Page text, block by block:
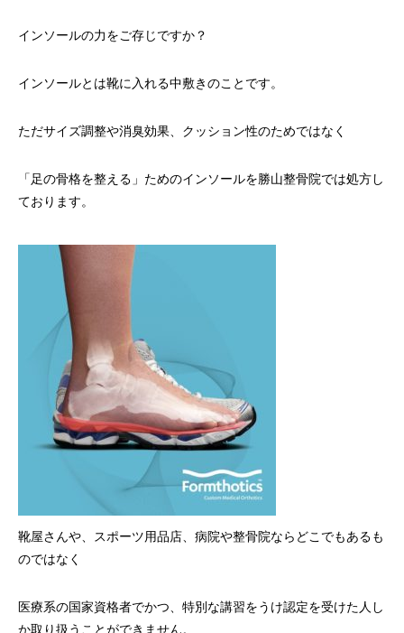
インソールの力をご存じですか？
インソールとは靴に入れる中敷きのことです。
ただサイズ調整や消臭効果、クッション性のためではなく
「足の骨格を整える」ためのインソールを勝山整骨院では処方し
ております。
靴屋さんや、スポーツ用品店、病院や整骨院ならどこでもあるも
のではなく
医療系の国家資格者でかつ、特別な講習をうけ認定を受けた人し
か取り扱うことができません。